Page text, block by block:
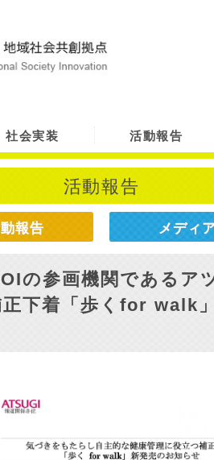
社会実装 活動報告
活動報告
報告 メディ
の参画機関であるア
正下着「歩くfor walk